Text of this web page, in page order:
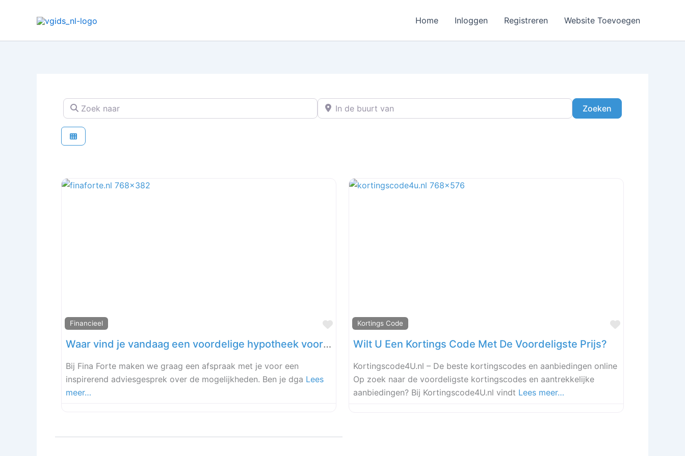
Home Inloggen Registreren Website Toevoegen
Zoek naar In de buurt van
ZoekenZoeken
Financieel
Favoriet
Waar vind je vandaag een voordelige hypotheek voor de zakelijke markt?
Bij Fina Forte maken we graag een afspraak met je voor een
inspirerend adviesgesprek over de mogelijkheden. Ben je dga Lees
meer…
Kortings Code
Favoriet
Wilt U Een Kortings Code Met De Voordeligste Prijs?
Kortingscode4U.nl – De beste kortingscodes en aanbiedingen online
Op zoek naar de voordeligste kortingscodes en aantrekkelijke
aanbiedingen? Bij Kortingscode4U.nl vindt Lees meer…